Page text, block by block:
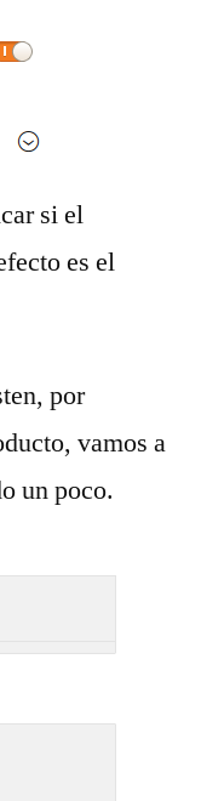
si el
es el
por
vamos a
un poco.